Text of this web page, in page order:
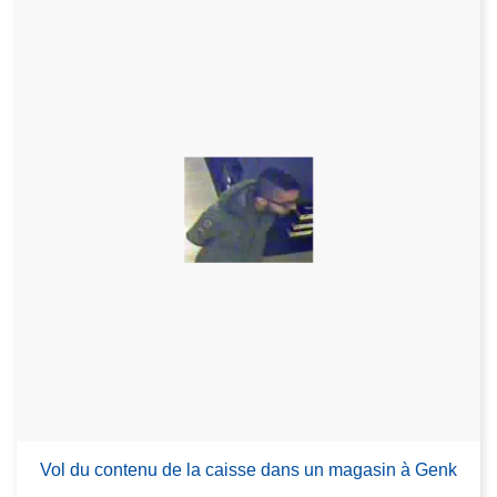
Vol du contenu de la caisse dans un magasin à Genk